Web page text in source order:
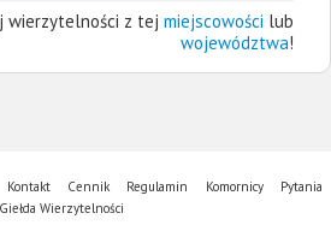
wierzytelności z tej miejscowości lub
województwa!
Kontakt Cennik Regulamin Komornicy
Pytania
Giełda Wierzytelności